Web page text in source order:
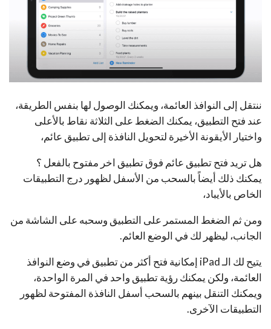
ننتقل إلى النوافذ العائمة، ويمكنك الوصول لها بنفس الطريقة،
عند فتح التطبيق، يمكنك الضغط على الثلاثة نقاط بالأعلى
واختيار الأيقونة الأخيرة لتحويل النافذة إلى تطبيق عائم،
هل تريد فتح تطبيق عائم فوق تطبيق اخر مفتوح بالفعل ؟
يمكنك ذلك أيضاً بالسحب من الأسفل لظهور درج التطبيقات
الخاص بالأيباد،
ومن ثم الضغط المستمر على التطبيق وسحبه على الشاشة من
الجانب، ليظهر لك في الوضع العائم.
يتيح لك الـ iPad إمكانية فتح أكثر من تطبيق في وضع النوافذ
العائمة، ولكن يمكنك رؤية تطبيق واحد في المرة الواحدة،
ويمكنك التنقل بينهم بالسحب أسفل النافذة المفتوحة لظهور
التطبيقات الآخرى.